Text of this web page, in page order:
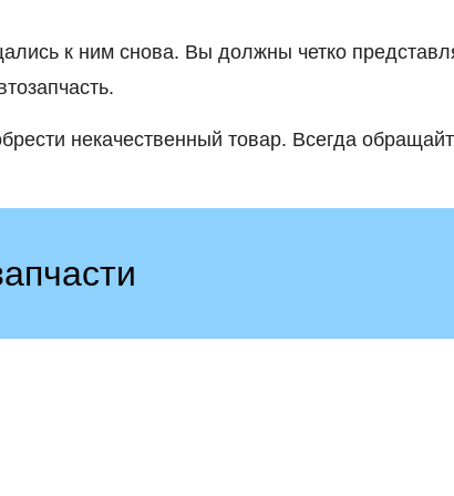
к ним снова. Вы должны четко
некачественный товар. Всегда